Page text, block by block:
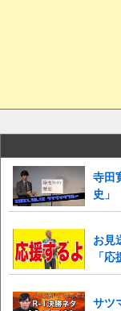
寺田
史」
お見
「応
サツ